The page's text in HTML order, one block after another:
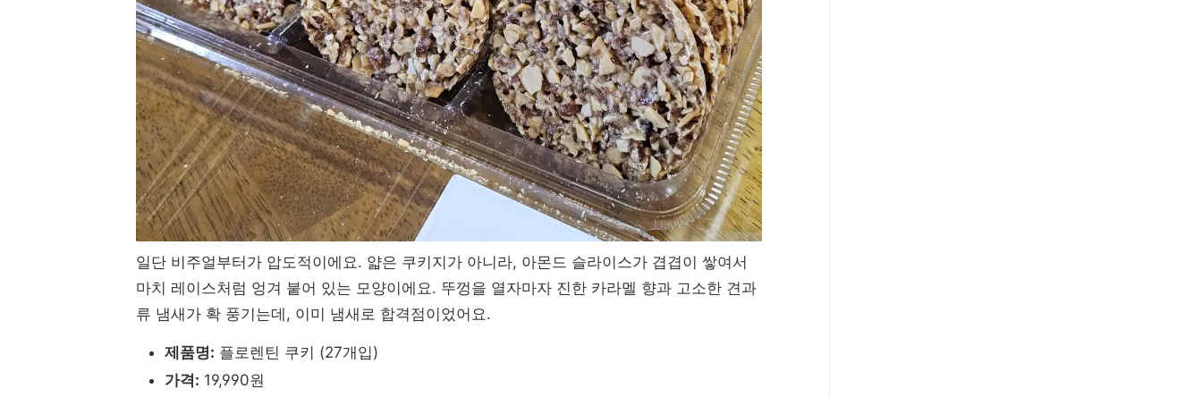
일단 비주얼부터가 압도적이에요. 얇은 쿠키지가 아니라, 아몬드 슬라이스가 겹겹이 쌓여서
마치 레이스처럼 엉겨 붙어 있는 모양이에요. 뚜껑을 열자마자 진한 카라멜 향과 고소한 견과
류 냄새가 확 풍기는데, 이미 냄새로 합격점이었어요.
제품명: 플로렌틴 쿠키 (27개입)
가격: 19,990원